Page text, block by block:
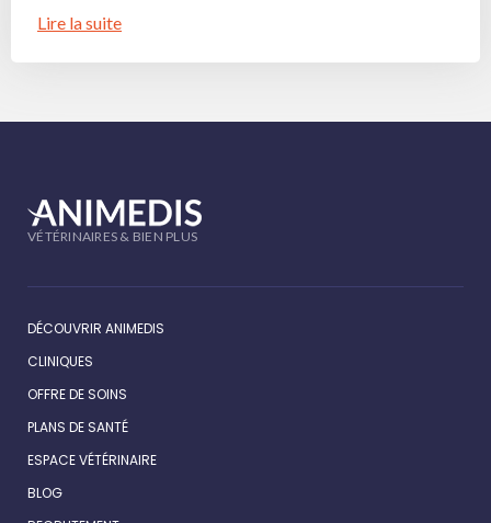
Lire la suite
VÉTÉRINAIRES & BIEN PLUS
DÉCOUVRIR ANIMEDIS
CLINIQUES
OFFRE DE SOINS
PLANS DE SANTÉ
ESPACE VÉTÉRINAIRE
BLOG